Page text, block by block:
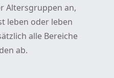
Altersgruppen an,
leben oder leben
alle Bereiche
ab.